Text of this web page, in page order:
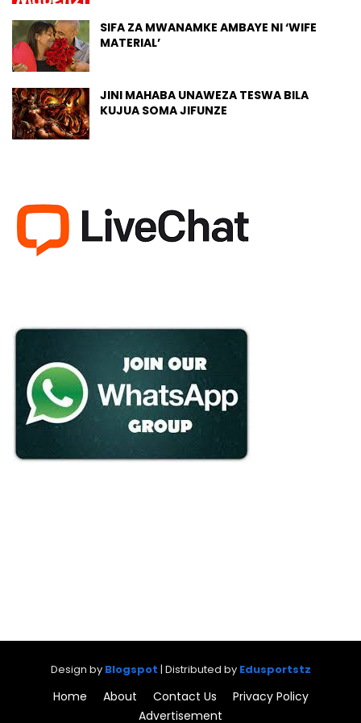
SIFA ZA MWANAMKE AMBAYE NI ‘WIFE
MATERIAL’
JINI MAHABA UNAWEZA TESWA BILA
KUJUA SOMA JIFUNZE
Design by Blogspot | Distributed by Edusportstz
Home About Contact Us
Privacy Policy
Advertisement